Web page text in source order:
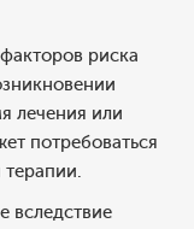
риска
лечения или
потребоваться
вследствие